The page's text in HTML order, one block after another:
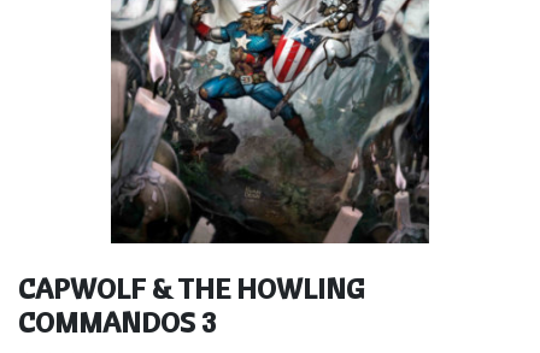
CAPWOLF & THE HOWLING
COMMANDOS 3